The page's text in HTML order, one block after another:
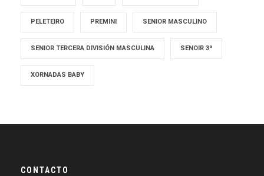
PELETEIRO PREMINI SENIOR MASCULINO
SENIOR TERCERA DIVISIÓN MASCULINA SENOIR 3ª
XORNADAS BABY
CONTACTO